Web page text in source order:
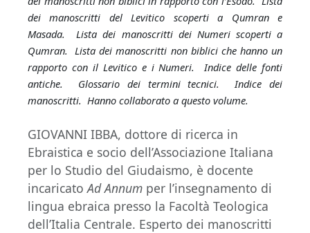
dei manoscritti del Levitico scoperti a Qumran e
Masada. Lista dei manoscritti dei Numeri scoperti a
Qumran. Lista dei manoscritti non biblici che hanno un
rapporto con il Levitico e i Numeri. Indice delle fonti
antiche. Glossario dei termini tecnici. Indice dei
manoscritti. Hanno collaborato a questo volume.
GIOVANNI IBBA, dottore di ricerca in
Ebraistica e socio dell’Associazione Italiana
per lo Studio del Giudaismo, è docente
incaricatoAd Annum per l’insegnamento di
lingua ebraica presso la Facoltà Teologica
dell’Italia Centrale. Esperto dei manoscritti